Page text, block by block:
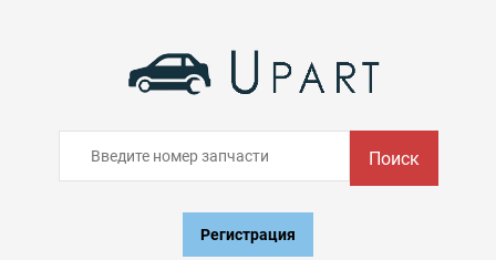
Поиск
Регистрация